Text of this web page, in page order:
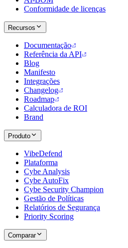
Conformidade de licenças
Recursos
Documentação
Referência da API
Blog
Manifesto
Integrações
Changelog
Roadmap
Calculadora de ROI
Brand
Produto
VibeDefend
Plataforma
Cybe Analysis
Cybe AutoFix
Cybe Security Champion
Gestão de Políticas
Relatórios de Segurança
Priority Scoring
Comparar